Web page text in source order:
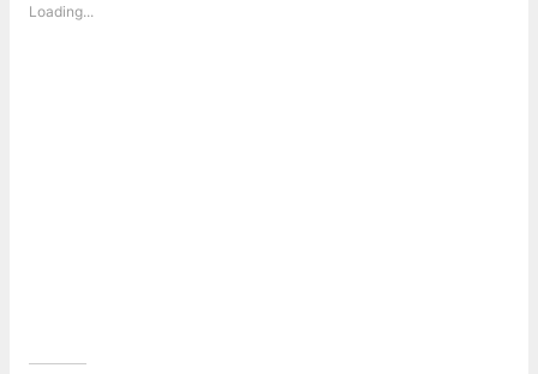
Loading...